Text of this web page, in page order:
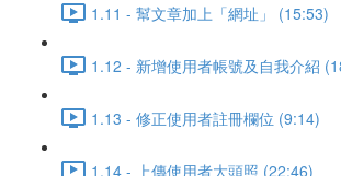
1.11 - 幫文章加上「網址」 (15:53)
1.12 - 新增使用者帳號及自我介紹
1.13 - 修正使用者註冊欄位 (9:14)
1.14 - 上傳使用者大頭照 (22:46)